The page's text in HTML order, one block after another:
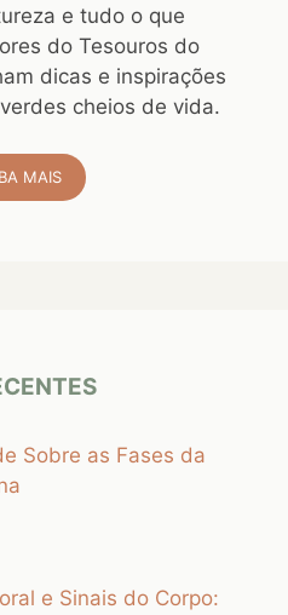
e tudo o que
do Tesouros do
dicas e inspirações
cheios de vida.
MAIS
Sobre as Fases da
e Sinais do Corpo: